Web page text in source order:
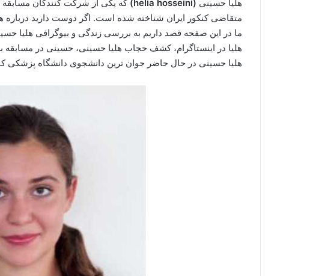
هلیا حسینی (helia hosseini)
که یکی از شرکت کنندگان مسابقه
متقاضی کنکور ایران شناخته شده است. اگر دوست دارید درباره
ما در این صفحه قصد داریم به بررسی زندگی و بیوگرافی هلیا
هلیا در اینستاگرام، کشف حجاب هلیا حسینی، حسینی در
هلیا حسینی در حال حاضر جوان ترین دانشجوی دانشگاه پزشکی